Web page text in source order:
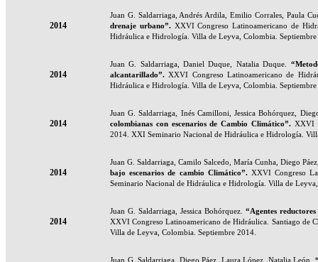
2014
Juan G. Saldarriaga, Andrés Ardila, Emilio Corrales, Paula
drenaje urbano”. XXVI Congreso Latinoamericano de
Hidráulica e Hidrología. Villa de Leyva, Colombia.
2014
Juan G. Saldarriaga, Daniel Duque, Natalia Duque.
alcantarillado”.XXVI Congreso Latinoamericano de
Hidráulica e Hidrología. Villa de Leyva, Colombia.
2014
Juan G. Saldarriaga, Inés Camilloni, Jessica Bohórquez,
colombianas con escenarios de Cambio Climático”. XXVI
2014. XXI Seminario Nacional de Hidráulica e Hidrología.
2014
Juan G. Saldarriaga, Camilo Salcedo, María Cunha, Diego
bajo escenarios de cambio Climático”. XXVI Congreso
Seminario Nacional de Hidráulica e Hidrología. Villa de
2014
Juan G. Saldarriaga, Jessica Bohórquez. “Agentes
XXVI Congreso Latinoamericano de Hidráulica. Santiago de
Villa de Leyva, Colombia. Septiembre 2014.
Juan G. Saldarriaga, Diego Páez, Laura López, Natalia León.